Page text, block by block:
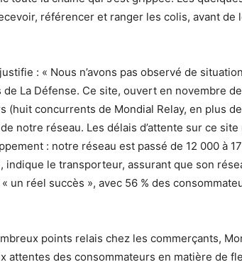
référencer et ranger les colis, avant de
: « Nous n’avons pas observé de
La Défense. Ce site, ouvert en novembre
(huit concurrents de Mondial Relay, en plus
notre réseau. Les délais d’attente sur ce site
: notre réseau est passé de 12 000 à
indique le transporteur, assurant que son
un réel succès », avec 56 % des
points relais chez les commerçants,
attentes des consommateurs en matière de